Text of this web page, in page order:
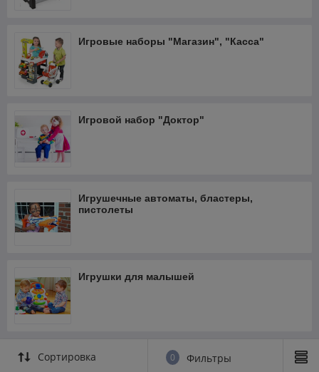
Игровые наборы "Магазин", "Касса"
Игровой набор "Доктор"
Игрушечные автоматы, бластеры,
пистолеты
Игрушки для малышей
Сортировка 0 Фильтры